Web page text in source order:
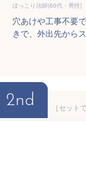
ほっこり法師(60代・男性)
穴あけや工事不要
きで、外出先から
2nd